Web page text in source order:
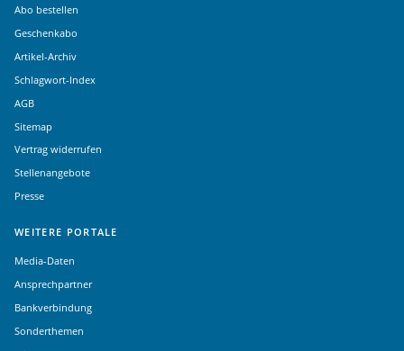
Abo bestellen
Geschenkabo
Artikel-Archiv
Schlagwort-Index
AGB
Sitemap
Vertrag widerrufen
Stellenangebote
Presse
WEITERE PORTALE
Media-Daten
Ansprechpartner
Bankverbindung
Sonderthemen